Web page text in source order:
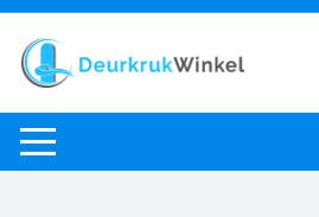
Ga
naar
inhoud